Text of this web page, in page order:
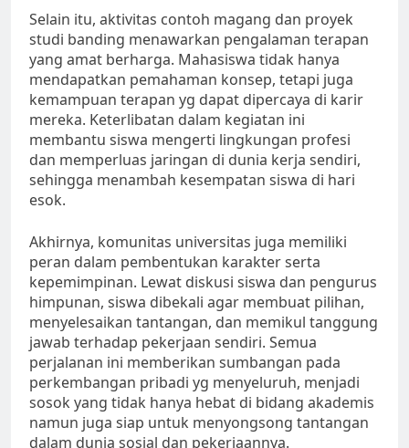
Selain itu, aktivitas contoh magang dan proyek
studi banding menawarkan pengalaman terapan
yang amat berharga. Mahasiswa tidak hanya
mendapatkan pemahaman konsep, tetapi juga
kemampuan terapan yg dapat dipercaya di karir
mereka. Keterlibatan dalam kegiatan ini
membantu siswa mengerti lingkungan profesi
dan memperluas jaringan di dunia kerja sendiri,
sehingga menambah kesempatan siswa di hari
esok.
Akhirnya, komunitas universitas juga memiliki
peran dalam pembentukan karakter serta
kepemimpinan. Lewat diskusi siswa dan pengurus
himpunan, siswa dibekali agar membuat pilihan,
menyelesaikan tantangan, dan memikul tanggung
jawab terhadap pekerjaan sendiri. Semua
perjalanan ini memberikan sumbangan pada
perkembangan pribadi yg menyeluruh, menjadi
sosok yang tidak hanya hebat di bidang akademis
namun juga siap untuk menyongsong tantangan
dalam dunia sosial dan pekerjaannya.